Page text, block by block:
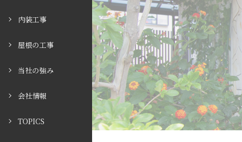
内装工事
屋根の工事
当社の強み
会社情報
TOPICS